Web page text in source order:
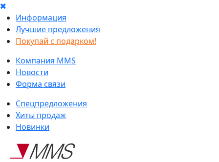
Информация
Лучшие предложения
Покупай с подарком!
Компания MMS
Новости
Форма связи
Спецпредложения
Хиты продаж
Новинки